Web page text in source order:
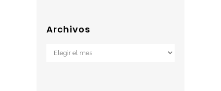
Archivos
Archivos